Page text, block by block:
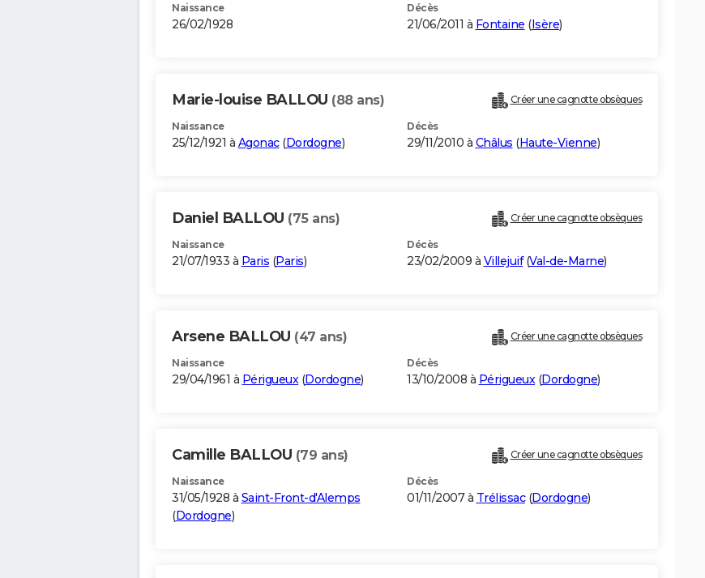
Naissance
26/02/1928
Décès
21/06/2011 à Fontaine (Isère)
Marie-louise BALLOU (88 ans) Créer une cagnotte obsèques
Naissance
25/12/1921 à Agonac(Dordogne)
Décès
29/11/2010 à Châlus (Haute-Vienne)
Daniel BALLOU (75 ans) Créer une cagnotte obsèques
Naissance
21/07/1933 à Paris (Paris)
Décès
23/02/2009 à Villejuif(Val-de-Marne)
Arsene BALLOU (47 ans) Créer une cagnotte obsèques
Naissance
29/04/1961 à Périgueux(Dordogne)
Décès
13/10/2008 à Périgueux(Dordogne)
Camille BALLOU (79 ans) Créer une cagnotte obsèques
Naissance
31/05/1928 à Saint-Front-d'Alemps
(Dordogne)
Décès
01/11/2007 à Trélissac(Dordogne)